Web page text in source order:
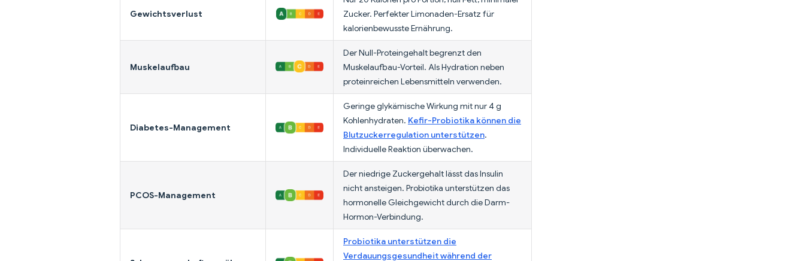
Gewichtsverlust
Zucker. Perfekter Limonaden-Ersatz für
kalorienbewusste Ernährung.
Muskelaufbau
Der Null-Proteingehalt begrenzt den
Muskelaufbau-Vorteil. Als Hydration neben
proteinreichen Lebensmitteln verwenden.
Diabetes-Management
Geringe glykämische Wirkung mit nur 4 g
Kohlenhydraten. Kefir-Probiotika können die
Blutzuckerregulation unterstützen.
Individuelle Reaktion überwachen.
PCOS-Management
Der niedrige Zuckergehalt lässt das Insulin
nicht ansteigen. Probiotika unterstützen das
hormonelle Gleichgewicht durch die Darm-
Hormon-Verbindung.
Probiotika unterstützen die
Verdauungsgesundheit während der